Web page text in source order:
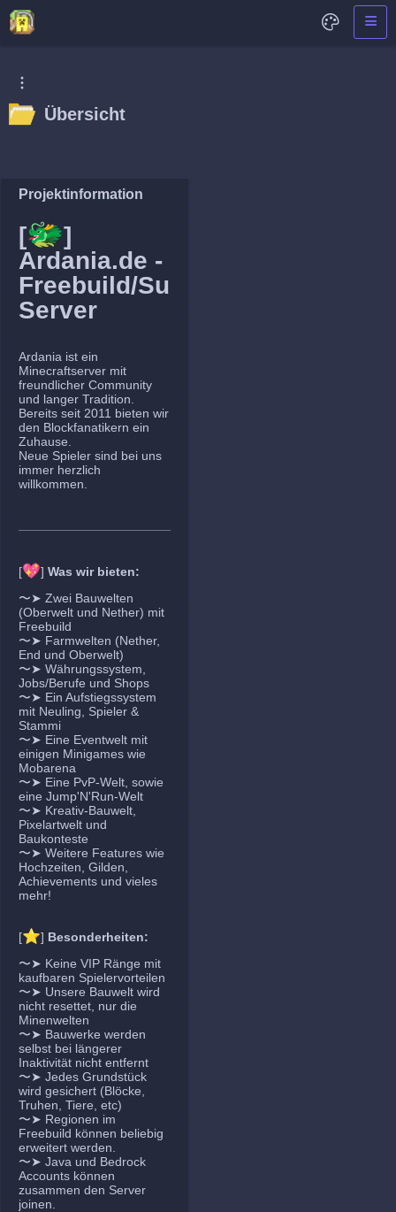
Übersicht
Projektinformation
[🐲]
Ardania.de -
Freebuild/Survival
Server
Ardania ist ein
Minecraftserver mit
freundlicher Community
und langer Tradition.
Bereits seit 2011 bieten wir
den Blockfanatikern ein
Zuhause.
Neue Spieler sind bei uns
immer herzlich
willkommen.
[💖] Was wir bieten:
〜➤ Zwei Bauwelten
(Oberwelt und Nether) mit
Freebuild
〜➤ Farmwelten (Nether,
End und Oberwelt)
〜➤ Währungssystem,
Jobs/Berufe und Shops
〜➤ Ein Aufstiegssystem
mit Neuling, Spieler &
Stammi
〜➤ Eine Eventwelt mit
einigen Minigames wie
Mobarena
〜➤ Eine PvP-Welt, sowie
eine Jump'N'Run-Welt
〜➤ Kreativ-Bauwelt,
Pixelartwelt und
Baukonteste
〜➤ Weitere Features wie
Hochzeiten, Gilden,
Achievements und vieles
mehr!
[⭐] Besonderheiten:
〜➤ Keine VIP Ränge mit
kaufbaren Spielervorteilen
〜➤ Unsere Bauwelt wird
nicht resettet, nur die
Minenwelten
〜➤ Bauwerke werden
selbst bei längerer
Inaktivität nicht entfernt
〜➤ Jedes Grundstück
wird gesichert (Blöcke,
Truhen, Tiere, etc)
〜➤ Regionen im
Freebuild können beliebig
erweitert werden.
〜➤ Java und Bedrock
Accounts können
zusammen den Server
joinen.